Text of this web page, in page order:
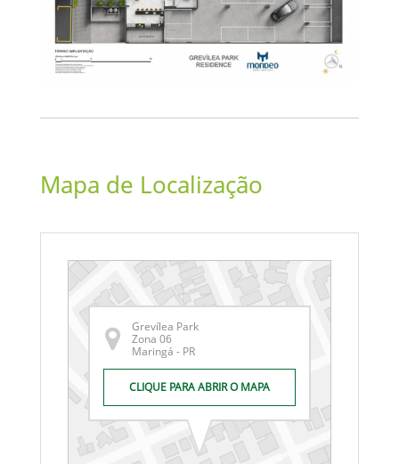
Mapa de Localização
Grevílea Park
Zona 06
Maringá - PR
CLIQUE PARA ABRIR O MAPA